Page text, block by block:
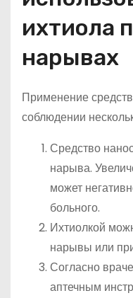
ихтиола
нарывах
Применение
соблюдении
Средство
нарыва.
может
больного.
Ихтиолкой
нарывы или
Согласно
аптечным